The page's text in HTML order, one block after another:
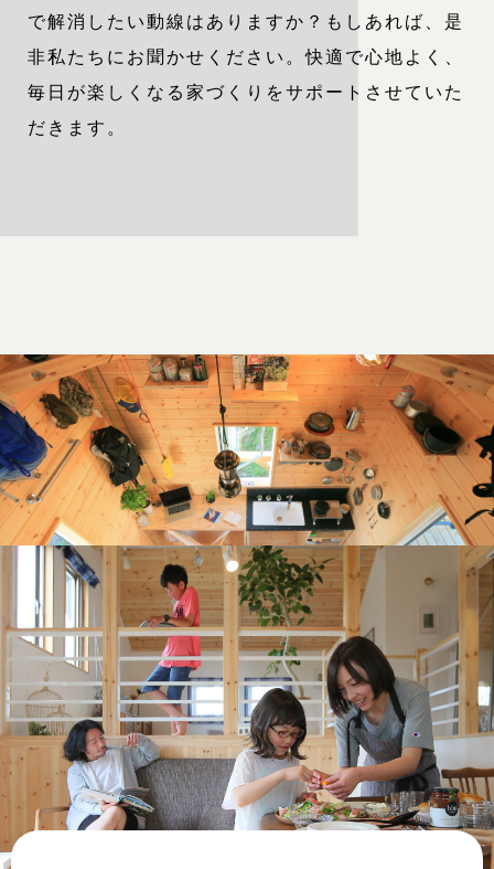
で解消したい動線はありますか？もしあれば、是
非私たちにお聞かせください。快適で心地よく、
毎日が楽しくなる家づくりをサポートさせていた
だきます。